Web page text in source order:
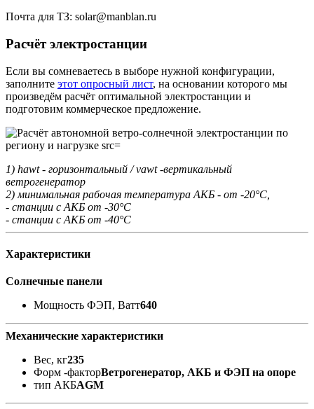
Почта для ТЗ: solar@manblan.ru
Расчёт электростанции
Если вы сомневаетесь в выборе нужной конфигурации,
заполните этот опросный лист, на основании которого мы
произведём расчёт оптимальной электростанции и
подготовим коммерческое предложение.
1) hawt - горизонтальный / vawt -вертикальный
ветрогенератор
2) минимальная рабочая температура АКБ - от -20°С,
- станции с АКБ от -30°С
- станции с АКБ от -40°С
Характеристики
Солнечные панели
Мощность ФЭП, Ватт640
Механические характеристики
Вес, кг235
Форм -факторВетрогенератор, АКБ и ФЭП на опоре
тип АКБAGM